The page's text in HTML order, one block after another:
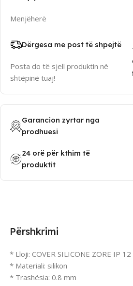
Menjëherë
Dërgesa me post të shpejtë
Posta do të sjell produktin në
shtëpinë tuaj!
Garancion zyrtar nga
prodhuesi
24 orë për kthim të
produktit
Përshkrimi
* Lloji: COVER SILICONE ZORE IP 12
* Materiali: silikon
* Trashësia: 0.8 mm